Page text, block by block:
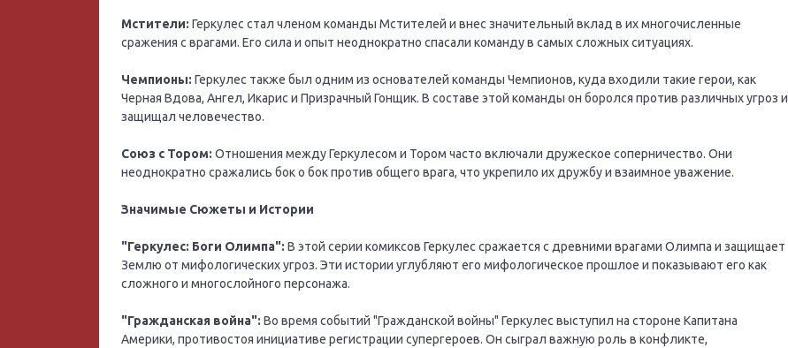
Мстители: Геркулес стал членом команды Мстителей и внес значительный вклад в их многочисленные
сражения с врагами. Его сила и опыт неоднократно спасали команду в самых сложных ситуациях.
Чемпионы: Геркулес также был одним из основателей команды Чемпионов, куда входили такие герои, как
Черная Вдова, Ангел, Икарис и Призрачный Гонщик. В составе этой команды он боролся против различных угроз и
защищал человечество.
Союз с Тором: Отношения между Геркулесом и Тором часто включали дружеское соперничество. Они
неоднократно сражались бок о бок против общего врага, что укрепило их дружбу и взаимное уважение.
Значимые Сюжеты и Истории
"Геркулес: Боги Олимпа": В этой серии комиксов Геркулес сражается с древними врагами Олимпа и защищает
Землю от мифологических угроз. Эти истории углубляют его мифологическое прошлое и показывают его как
сложного и многослойного персонажа.
"Гражданская война": Во время событий "Гражданской войны" Геркулес выступил на стороне Капитана
Америки, противостоя инициативе регистрации супергероев. Он сыграл важную роль в конфликте,